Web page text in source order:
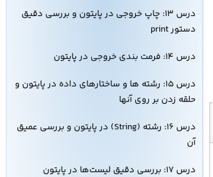
درس ۱۳: چاپ خروجی در پایتون و بررسی دقیق
دستور print
درس ۱۴: فرمت بندی خروجی در پایتون
درس ۱۵: رشته ها و ساختارهای داده در پایتون و
حلقه زدن بر روی آنها
درس ۱۶: رشته (String) در پایتون و بررسی عمیق
آن
درس ۱۷: بررسی دقیق لیست‌ها در پایتون